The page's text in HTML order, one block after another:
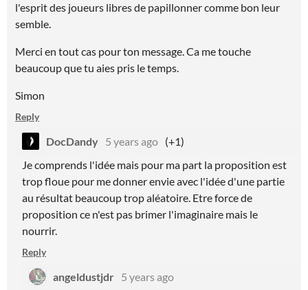
l'esprit des joueurs libres de papillonner comme bon leur
semble.
Merci en tout cas pour ton message. Ca me touche
beaucoup que tu aies pris le temps.
Simon
Reply
DocDandy 5 years ago (+1)
Je comprends l'idée mais pour ma part la proposition est
trop floue pour me donner envie avec l'idée d'une partie
au résultat beaucoup trop aléatoire. Etre force de
proposition ce n'est pas brimer l'imaginaire mais le
nourrir.
Reply
angeldustjdr 5 years ago